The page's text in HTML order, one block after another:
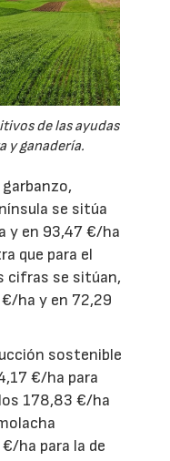
de las ayudas
y ganadería.
se sitúa
y en 93,47 €/ha
que para el
cifras se sitúan,
ha y en 72,29
sostenible
€/ha para
178,83 €/ha
ha para la de